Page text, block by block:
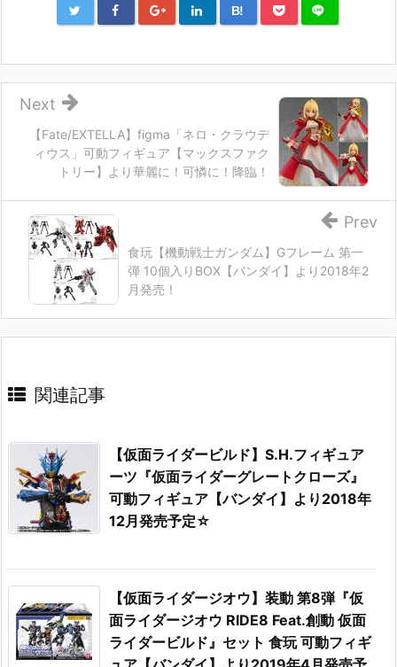
B!
【Fate/EXTELLA】figma「ネロ・クラウデ
ィウス」可動フィギュア【マックスファク
トリー】より華麗に！可憐に！降臨！
Next
食玩【機動戦士ガンダム】Gフレーム 第一
弾 10個入りBOX【バンダイ】より2018年2
月発売！
Prev
関連記事
【仮面ライダービルド】S.H.フィギュア
ーツ『仮面ライダーグレートクローズ』
可動フィギュア【バンダイ】より2018年
12月発売予定☆
【仮面ライダージオウ】装動 第8弾『仮
面ライダージオウ RIDE8 Feat.創動 仮面
ライダービルド』セット 食玩 可動フィギ